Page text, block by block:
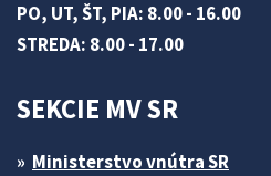
PO, UT, ŠT, PIA: 8.00 - 16.00
STREDA: 8.00 - 17.00
SEKCIE MV SR
Ministerstvo vnútra SR